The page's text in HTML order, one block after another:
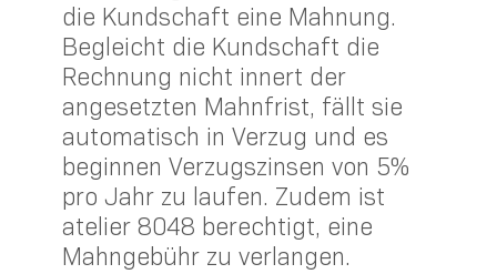
die Kundschaft eine Mahnung.
Begleicht die Kundschaft die
Rechnung nicht innert der
angesetzten Mahnfrist, fällt sie
automatisch in Verzug und es
beginnen Verzugszinsen von 5%
pro Jahr zu laufen. Zudem ist
atelier 8048 berechtigt, eine
Mahngebühr zu verlangen.